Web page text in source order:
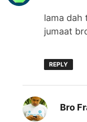
lama dah
jumaat
REPLY
Bro